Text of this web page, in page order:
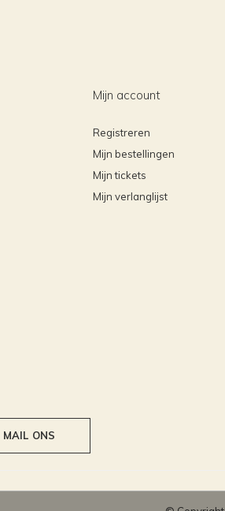
Mijn account
Registreren
Mijn bestellingen
Mijn tickets
Mijn verlanglijst
MAIL ONS